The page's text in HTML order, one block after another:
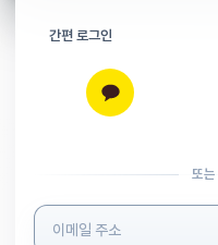
간편 로그인
또
로그인 정보 입력